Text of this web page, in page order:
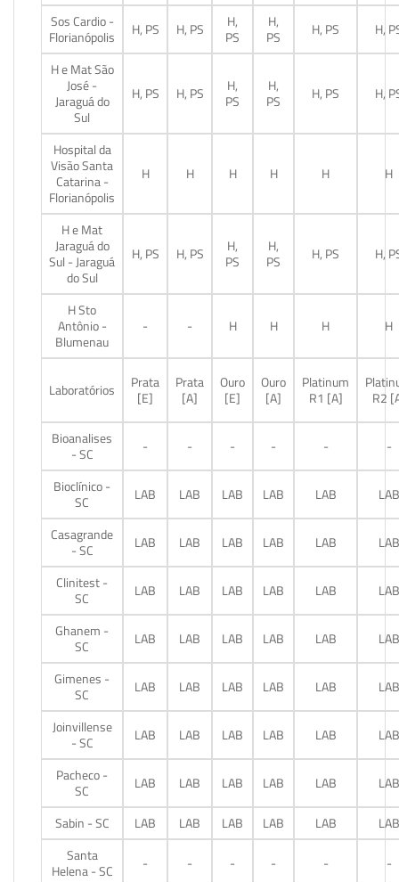
Sos Cardio -
Florianópolis
H, PS H, PS
H,
PS
H,
PS
H, PS H,
H e Mat São
José -
Jaraguá do
Sul
H, PS H, PS
H,
PS
H,
PS
H, PS H,
Hospital da
Visão Santa
Catarina -
Florianópolis
H H H H H H
H e Mat
Jaraguá do
Sul - Jaraguá
do Sul
H, PS H, PS
H,
PS
H,
PS
H, PS H,
H Sto
Antônio -
Blumenau
- - H H H H
Laboratórios
Prata
[E]
Prata
[A]
Ouro
[E]
Ouro
[A]
Platinum
R1 [A]
R2
Bioanalises
- SC
- - - - - -
Bioclínico -
SC
LAB LAB LAB LAB LAB LAB
Casagrande
- SC
LAB LAB LAB LAB LAB LAB
Clinitest -
SC
LAB LAB LAB LAB LAB LAB
Ghanem -
SC
LAB LAB LAB LAB LAB LAB
Gimenes -
SC
LAB LAB LAB LAB LAB LAB
Joinvillense
- SC
LAB LAB LAB LAB LAB LAB
Pacheco -
SC
LAB LAB LAB LAB LAB LAB
Sabin - SC LAB LAB LAB LAB LAB
LAB
Santa
Helena - SC
- - - - - -